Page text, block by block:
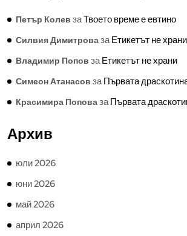
Петър Колев заТвоето време е евтино
Силвия ДимитровазаЕтикетът не храни
Владимир Попов заЕтикетът не храни
Симеон Атанасов заПървата
Красимира ПоповазаПървата
Архив
юли 2026
юни 2026
май 2026
април 2026